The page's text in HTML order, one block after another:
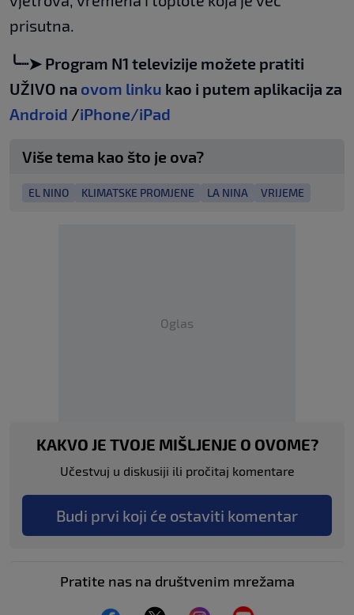
prisutna.
╰┈➤ Program N1 televizije možete pratiti
UŽIVO na ovom linku kao i putem aplikacija za
Android /iPhone/iPad
Više tema kao što je ova?
EL NINO KLIMATSKE PROMJENE LA NINA VRIJEME
Oglas
KAKVO JE TVOJE MIŠLJENJE O OVOME?
Učestvuj u diskusiji ili pročitaj komentare
Budi prvi koji će ostaviti komentar
Pratite nas na društvenim mrežama